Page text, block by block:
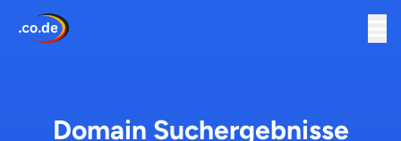
Domain Suchergebnisse